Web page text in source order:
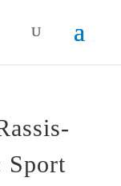
Sport